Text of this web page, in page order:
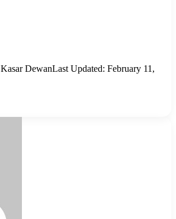
Kasar DewanLast Updated: February 11,